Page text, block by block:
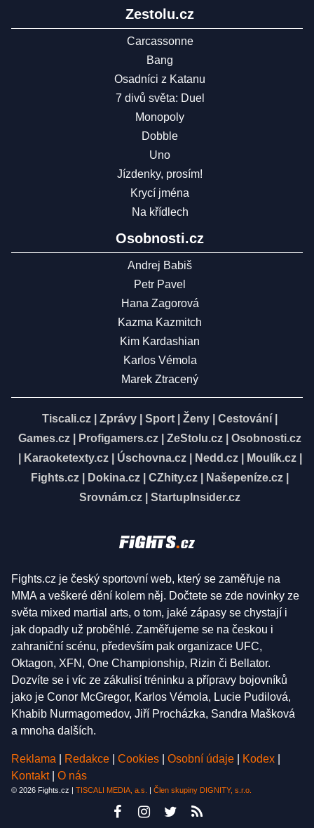
Zestolu.cz
Carcassonne
Bang
Osadníci z Katanu
7 divů světa: Duel
Monopoly
Dobble
Uno
Jízdenky, prosím!
Krycí jména
Na křídlech
Osobnosti.cz
Andrej Babiš
Petr Pavel
Hana Zagorová
Kazma Kazmitch
Kim Kardashian
Karlos Vémola
Marek Ztracený
Tiscali.cz Zprávy Sport Ženy Cestování
Games.cz
Profigamers.cz ZeStolu.cz
Osobnosti.cz
Karaoketexty.cz| Úschovna.cz| Nedd.cz| Moulík.cz|
Fights.cz
Dokina.cz CZhity.cz Našepeníze.cz
Srovnám.cz
StartupInsider.cz
Fights.cz je český sportovní web, který se zaměřuje na
MMA a veškeré dění kolem něj. Dočtete se zde novinky ze
světa mixed martial arts, o tom, jaké zápasy se chystají i
jak dopadly už proběhlé. Zaměřujeme se na českou i
zahraniční scénu, především pak organizace UFC,
Oktagon, XFN, One Championship, Rizin či Bellator.
Dozvíte se i víc ze zákulisí tréninku a přípravy bojovníků
jako je Conor McGregor, Karlos Vémola, Lucie Pudilová,
Khabib Nurmagomedov, Jiří Procházka, Sandra Mašková
a mnoha dalších.
Reklama Redakce Cookies Osobní údaje Kodex
Kontakt
O nás
© 2026 Fights.cz | TISCALI MEDIA, a.s. Člen skupiny DIGNITY, s.r.o.